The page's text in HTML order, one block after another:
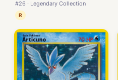
#26 · Legendary Collection
R